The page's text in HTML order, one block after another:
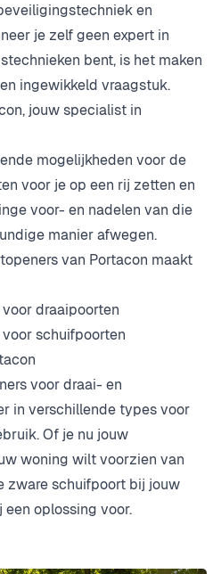
en
je zelf geen expert in
bent, is het maken
ingewikkeld vraagstuk.
jouw specialist in
mogelijkheden voor de
voor je op een rij zetten en
voor- en nadelen van die
manier afwegen.
van Portacon maakt
draaipoorten
schuifpoorten
voor draai- en
in verschillende types voor
Of je nu jouw
woning wilt voorzien van
zware schuifpoort bij jouw
oplossing voor.